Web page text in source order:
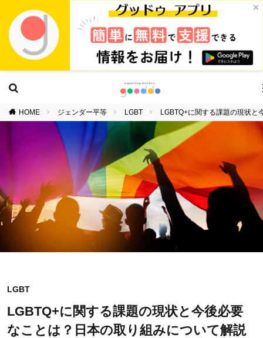
×
HOME ジェンダー平等 LGBT LGBTQ+に関する課題の現状と
LGBT
LGBTQ+に関する課題の現状と今後必要
なことは？日本の取り組みについて解説